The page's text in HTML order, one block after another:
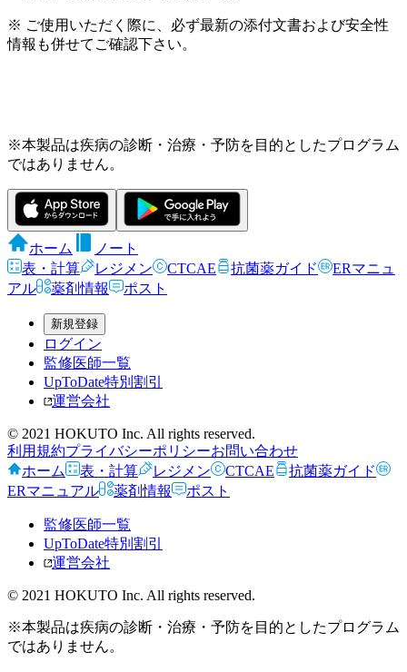
※ ご使用いただく際に、必ず最新の添付文書および安全性
情報も併せてご確認下さい。
※本製品は疾病の診断・治療・予防を目的としたプログラム
ではありません。
ホーム
ノート
表・計算
レジメン CTCAE 抗菌薬ガイド
ERマニュ
アル
薬剤情報 ポスト
新規登録
ログイン
監修医師一覧
UpToDate特別割引
運営会社
© 2021 HOKUTO Inc. All rights reserved.
利用規約プライバシーポリシーお問い合わせ
ホーム
表・計算 レジメン CTCAE
抗菌薬ガイド
ERマニュアル
薬剤情報 ポスト
監修医師一覧
UpToDate特別割引
運営会社
© 2021 HOKUTO Inc. All rights reserved.
※本製品は疾病の診断・治療・予防を目的としたプログラム
ではありません。